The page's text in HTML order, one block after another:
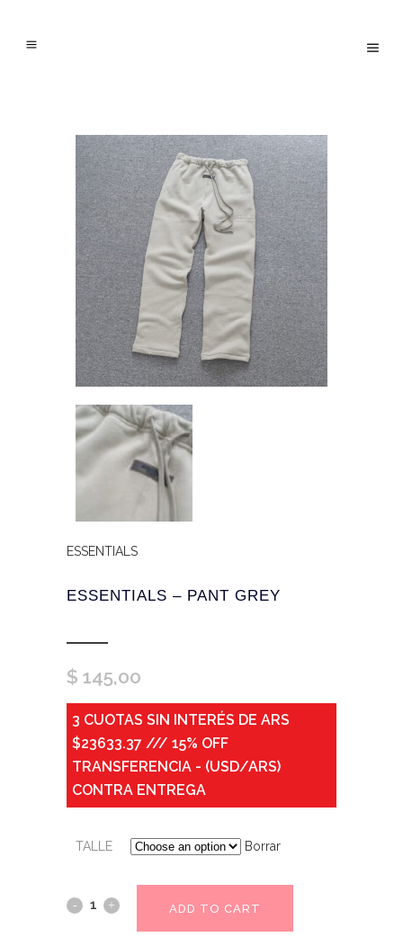
ESSENTIALS
ESSENTIALS – PANT GREY
$ 145,00
3 CUOTAS SIN INTERÉS DE ARS
$23633.37 /// 15% OFF
TRANSFERENCIA - (USD/ARS)
CONTRA ENTREGA
TALLE Borrar
ADD TO CART